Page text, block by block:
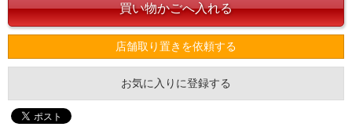
店舗取り置きを依頼する
お気に入りに登録する